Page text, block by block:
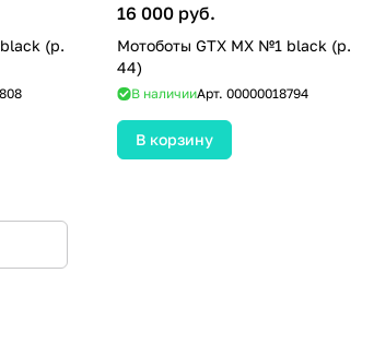
(р.
16 000 руб.
Мотоботы GTX MX №1 black (р.
44)
В наличииАрт. 00000018794
В корзину